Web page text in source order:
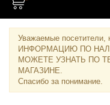
Уважаемые посетители,
ИНФОРМАЦИЮ ПО
МОЖЕТЕ УЗНАТЬ ПО
МАГАЗИНЕ.
Спасибо за понимание.